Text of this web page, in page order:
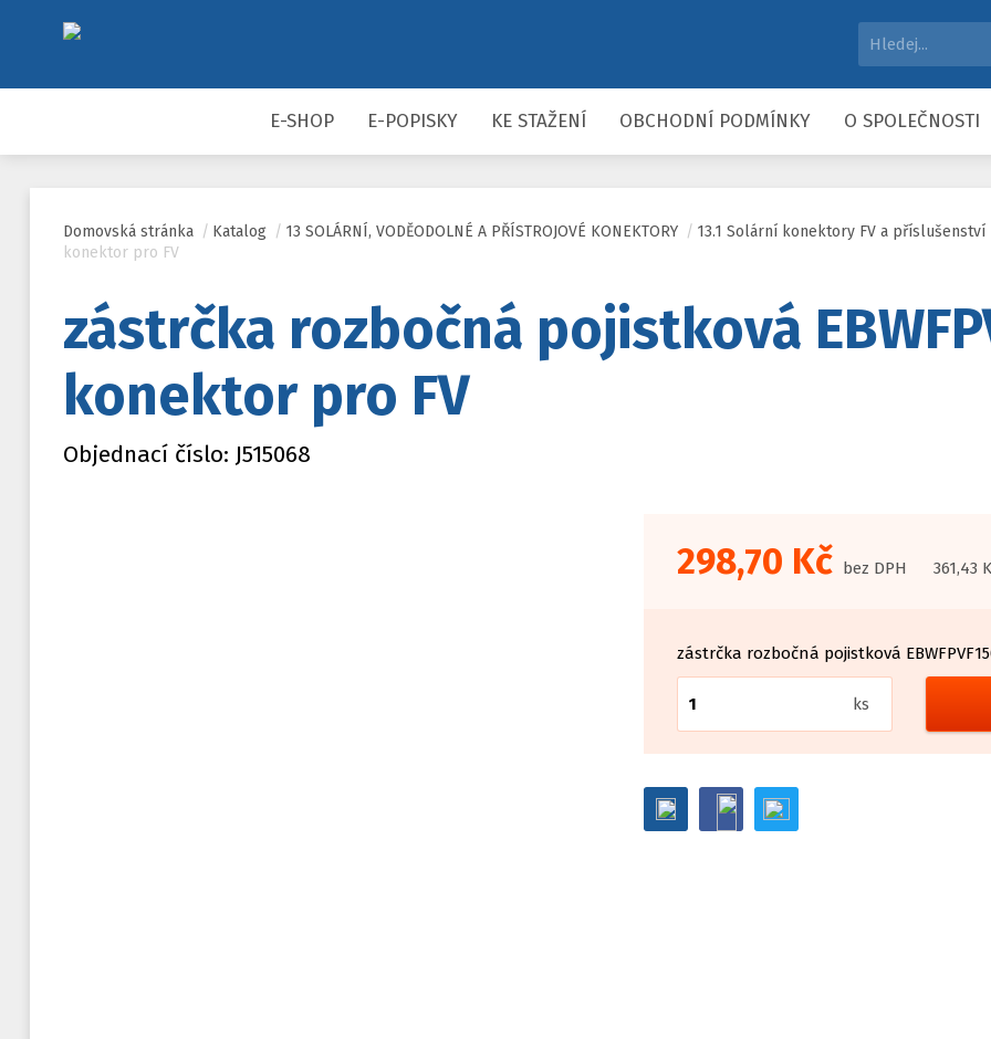
E-SHOP E-POPISKY KE STAŽENÍ OBCHODNÍ PODMÍNKY O SPOLEČNOSTI
Domovská stránka / Katalog / 13 SOLÁRNÍ, VODĚODOLNÉ A PŘÍSTROJOVÉ KONEKTORY / 13.1 Solární konektory FV a příslušenství
konektor pro FV
zástrčka rozbočná pojistková
konektor pro FV
Objednací číslo: J515068
298,70 Kč bez DPH 361,43
zástrčka rozbočná pojistková
ks